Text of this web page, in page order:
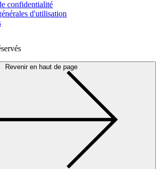
confidentialité
d'utilisation
Revenir en haut de page